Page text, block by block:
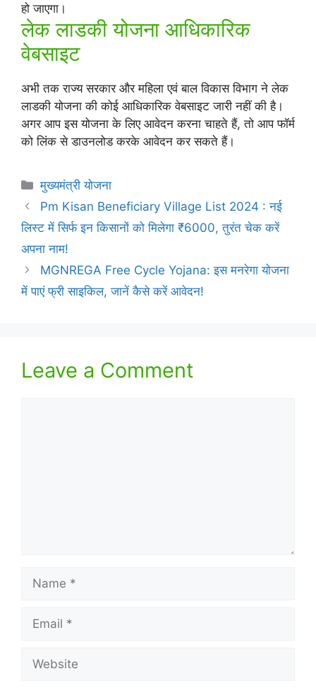
हो जाएगा।
लेक लाडकी योजना आधिकारिक
वेबसाइट
अभी तक राज्य सरकार और महिला एवं बाल विकास विभाग ने लेक
लाडकी योजना की कोई आधिकारिक वेबसाइट जारी नहीं की है।
अगर आप इस योजना के लिए आवेदन करना चाहते हैं, तो आप फॉर्म
को लिंक से डाउनलोड करके आवेदन कर सकते हैं।
Categories
मुख्यमंत्री योजना
Pm Kisan Beneficiary Village List 2024 : नई
लिस्ट में सिर्फ इन किसानों को मिलेगा ₹6000, तुरंत चेक करें
अपना नाम!
MGNREGA Free Cycle Yojana: इस मनरेगा योजना
में पाएं फ्री साइकिल, जानें कैसे करें आवेदन!
Leave a Comment